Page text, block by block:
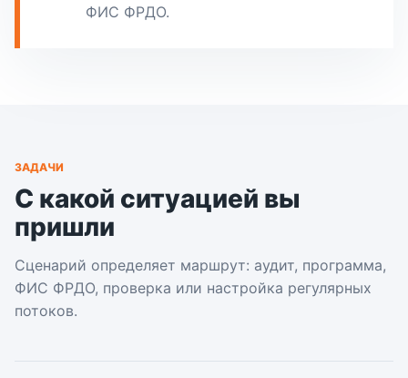
ФИС ФРДО.
ЗАДАЧИ
С какой ситуацией вы
пришли
Сценарий определяет маршрут: аудит, программа,
ФИС ФРДО, проверка или настройка регулярных
потоков.